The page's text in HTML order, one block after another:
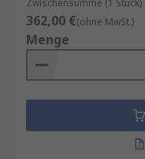
Zwischensumme (1 Stück)
362,00 €(ohne MwSt.)
Menge